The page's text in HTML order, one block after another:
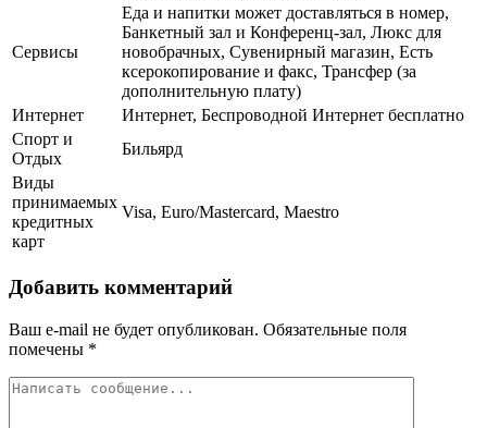
Сервисы
Еда и напитки может доставляться в номер,
Банкетный зал и Конференц-зал, Люкс для
новобрачных, Сувенирный магазин, Есть
ксерокопирование и факс, Трансфер (за
дополнительную плату)
Интернет
Интернет, Беспроводной Интернет бесплатно
Спорт и
Отдых
Бильярд
Виды
принимаемых
кредитных
карт
Visa, Euro/Mastercard, Maestro
Добавить комментарий
Ваш e-mail не будет опубликован. Обязательные поля
помечены *